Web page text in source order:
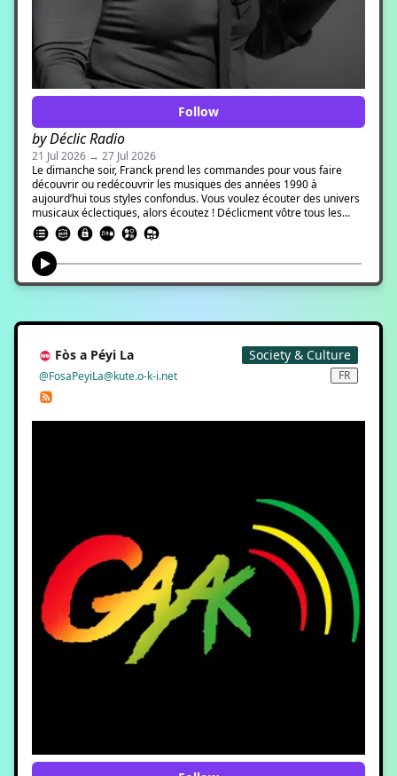
Follow
by Déclic Radio
21 Jul 2026 → 27 Jul 2026
Le dimanche soir, Franck prend les commandes pour vous faire
découvrir ou redécouvrir les musiques des années 1990 à
aujourd’hui tous styles confondus. Vous voulez écouter des univers
musicaux éclectiques, alors écoutez ! Déclicment vôtre tous les
dimanches de 20h00 à 23h00 avec des nouveautés, des mix, des
interviews d’artistes locaux en direct, des interviews d’artistes
enregistrées lors de festivals.
Society & Culture
Fòs a Péyi La
FR
@FosaPeyiLa@kute.o-k-i.net